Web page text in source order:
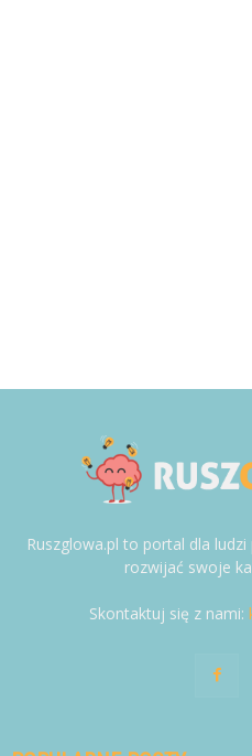
Ruszglowa.pl to portal dla
rozwijać swoje
Skontaktuj się z nami: